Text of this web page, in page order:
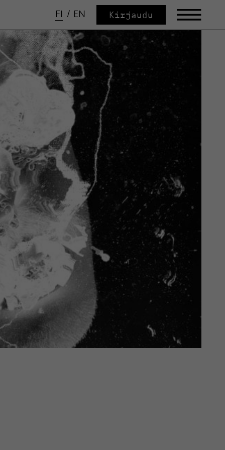
FI / EN Kirjaudu